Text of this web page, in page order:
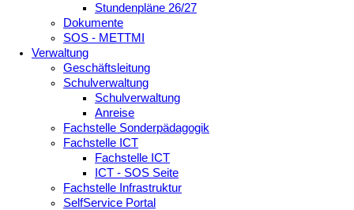
Stundenpläne 26/27
Dokumente
SOS - METTMI
Verwaltung
Geschäftsleitung
Schulverwaltung
Schulverwaltung
Anreise
Fachstelle Sonderpädagogik
Fachstelle ICT
Fachstelle ICT
ICT - SOS Seite
Fachstelle Infrastruktur
SelfService Portal